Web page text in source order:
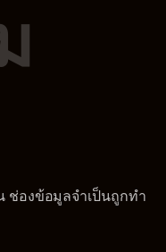
ช่องข้อมูลจำเป็นถูกทำ